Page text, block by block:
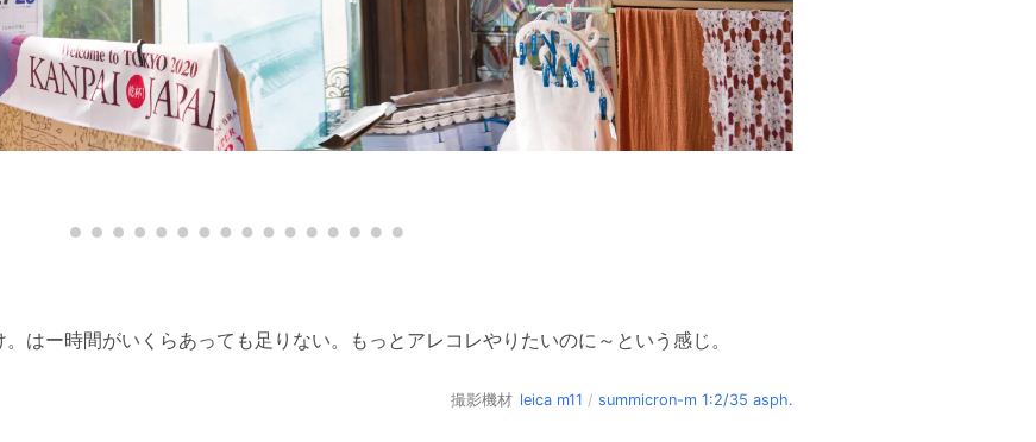
はー時間がいくらあっても足りない。もっとアレコレやりたいのに～という感じ。
撮影機材 leica m11 / summicron-m 1:2/35 asph.